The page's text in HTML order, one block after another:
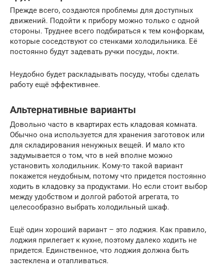
Прежде всего, создаются проблемы для доступных
движений. Подойти к прибору можно только с одной
стороны. Труднее всего подбираться к тем конфоркам,
которые соседствуют со стенками холодильника. Её
постоянно будут задевать ручки посуды, локти.
Неудобно будет раскладывать посуду, чтобы сделать
работу ещё эффективнее.
Альтернативные варианты
Довольно часто в квартирах есть кладовая комната.
Обычно она используется для хранения заготовок или
для складирования ненужных вещей. И мало кто
задумывается о том, что в ней вполне можно
установить холодильник. Кому-то такой вариант
покажется неудобным, потому что придется постоянно
ходить в кладовку за продуктами. Но если стоит выбор
между удобством и долгой работой агрегата, то
целесообразно выбрать холодильный шкаф.
Ещё один хороший вариант – это лоджия. Как правило,
лоджия прилегает к кухне, поэтому далеко ходить не
придется. Единственное, что лоджия должна быть
застеклена и отапливаться.